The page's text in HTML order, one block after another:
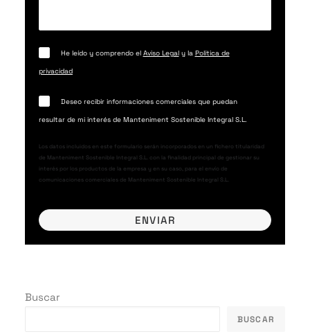
He leído y comprendo el Aviso Legaly la Política de
privacidad
Deseo recibir informaciones comerciales que puedan
resultar de mi interés de Manteniment Sostenible Integral S.L.
Los datos incluidos en este formulario serán incorporados en un fichero titularidad
de Manteniment Sostenible Integral S.L. con la finalidad principal de gestionar su
interés por los productos de la empresa y en su caso, para el envío de
comunicaciones comerciales de Manteniment Sostenible Integral S.L.
Buscar
BUSCAR